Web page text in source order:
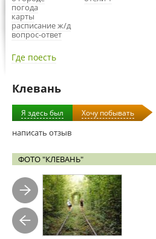
погода
карты
расписание ж/д
вопрос-ответ
Где поесть
Клевань
Я здесь был Хочу побывать
написать отзыв
ФОТО "КЛЕВАНЬ"